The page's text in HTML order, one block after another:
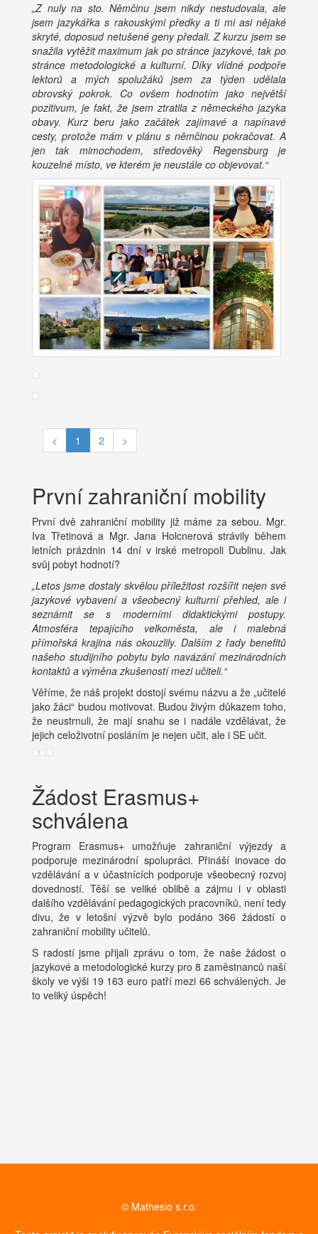
„Z nuly na sto. Němčinu jsem nikdy nestudovala, ale
jsem jazykářka s rakouskými předky a ti mi asi nějaké
skryté, doposud netušené geny předali. Z kurzu jsem se
snažila vytěžit maximum jak po stránce jazykové, tak po
stránce metodologické a kulturní. Díky vlídné podpoře
lektorů a mých spolužáků jsem za týden udělala
obrovský pokrok. Co ovšem hodnotím jako největší
pozitivum, je fakt, že jsem ztratila z německého jazyka
obavy. Kurz beru jako začátek zajímavé a napínavé
cesty, protože mám v plánu s němčinou pokračovat. A
jen tak mimochodem, středověký Regensburg je
kouzelné místo, ve kterém je neustále co objevovat.“
< 1 2 >
První zahraniční mobility
První dvě zahraniční mobility již máme za sebou. Mgr.
Iva Třetinová a Mgr. Jana Holcnerová strávily během
letních prázdnin 14 dní v irské metropoli Dublinu. Jak
svůj pobyt hodnotí?
„Letos jsme dostaly skvělou příležitost rozšířit nejen své
jazykové vybavení a všeobecný kulturní přehled, ale i
seznámit se s moderními didaktickými postupy.
Atmosféra tepajícího velkoměsta, ale i malebná
přímořská krajina nás okouzlily. Dalším z řady benefitů
našeho studijního pobytu bylo navázání mezinárodních
kontaktů a výměna zkušeností mezi učiteli.“
Věříme, že náš projekt dostojí svému názvu a že „učitelé
jako žáci“ budou motivovat. Budou živým důkazem toho,
že neustrnuli, že mají snahu se i nadále vzdělávat, že
jejich celoživotní posláním je nejen učit, ale i SE učit.
Žádost Erasmus+
schválena
Program Erasmus+ umožňuje zahraniční výjezdy a
podporuje mezinárodní spolupráci. Přináší inovace do
vzdělávání a v účastnících podporuje všeobecný rozvoj
dovedností. Těší se veliké oblibě a zájmu i v oblasti
dalšího vzdělávání pedagogických pracovníků, není tedy
divu, že v letošní výzvě bylo podáno 366 žádostí o
zahraniční mobility učitelů.
S radostí jsme přijali zprávu o tom, že naše žádost o
jazykové a metodologické kurzy pro 8 zaměstnanců naší
školy ve výši 19 163 euro patří mezi 66 schválených. Je
to veliký úspěch!
© Mathesio s.r.o.